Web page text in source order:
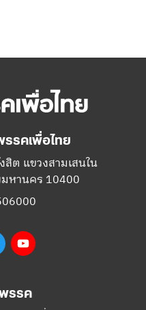
รคเพื่อไทย
ต แขวงสามเสนใน
หานคร 10400
Twitter
รรค